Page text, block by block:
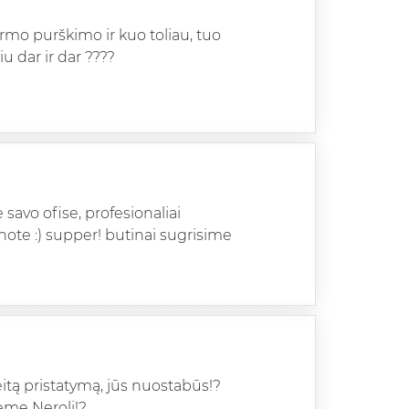
purškimo ir kuo toliau, tuo
dar ir dar ????
ofise, profesionaliai
:) supper! butinai sugrisime
pristatymą, jūs nuostabūs!?